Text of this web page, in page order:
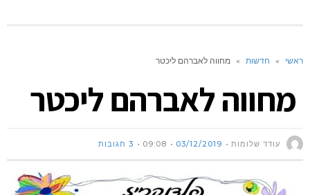
ראשי » חדשות » מחווה לאברהם ליכטר
מחווה לאברהם ליכטר
עודד שלומות 03/12/2019
09:08 3 תגובות